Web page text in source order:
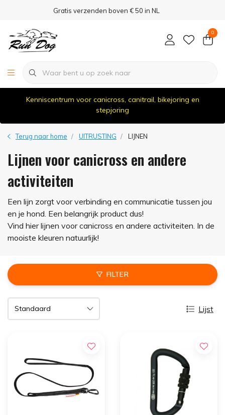
Gratis verzenden boven € 50 in NL
0
Kenniscentrum voor canicross, canitrail, bikejoring en
stepjoring
Terug naar home UITRUSTING LIJNEN
Lijnen voor canicross en andere
activiteiten
Een lijn zorgt voor verbinding en communicatie tussen jou
en je hond. Een belangrijk product dus!
Vind hier lijnen voor canicross en andere activiteiten. In de
mooiste kleuren natuurlijk!
FILTER
Lijst